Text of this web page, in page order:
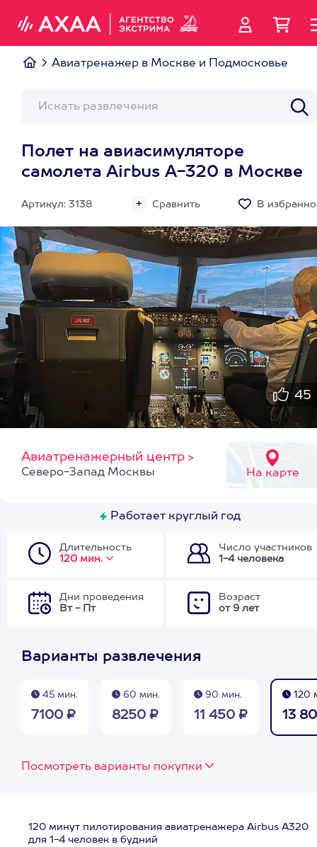
Авиатренажер в Москве и Подмосковье
Полет на авиасимуляторе
самолета Airbus A-320 в Москве
Артикул: 3138 Сравнить В
45
Авиатренажерный центр >
На карте
Северо-Запад Москвы
Работает круглый год
Длительность
120 мин.
Число участников
1-4 человека
Дни проведения
Вт - Пт
Возраст
от 9 лет
Варианты развлечения
45 мин.
7100 ₽
60 мин.
8250 ₽
90 мин.
11 450 ₽
120
13
Посмотреть варианты покупки
120 минут пилотирования авиатренажера Airbus A320
для 1-4 человек в будний